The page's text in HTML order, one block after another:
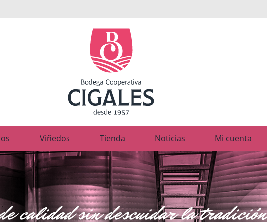
Viñedos Tienda Noticias Mi cuenta
calidad sin descuidar la tradición